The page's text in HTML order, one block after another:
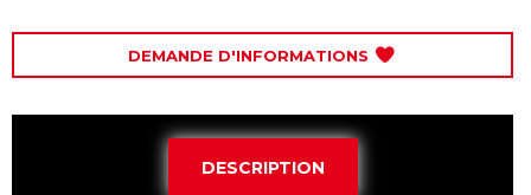
DEMANDE D'INFORMATIONS
DESCRIPTION